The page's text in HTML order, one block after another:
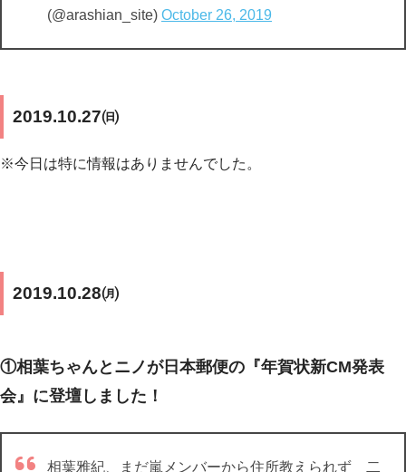
(@arashian_site) October 26, 2019
2019.10.27㈰
※今日は特に情報はありませんでした。
2019.10.28㈪
①相葉ちゃんとニノが日本郵便の『年賀状新CM発表
会』に登壇しました！
相葉雅紀、まだ嵐メンバーから住所教えられず 二